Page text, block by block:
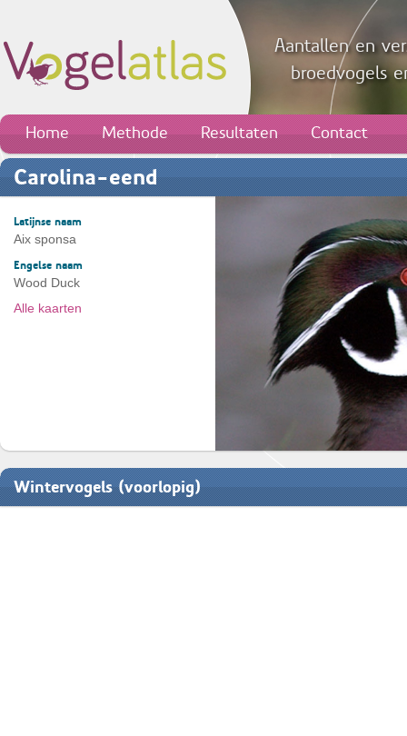
Aantallen en
broedvogels
Home Methode Resultaten Contact
Carolina-eend
Latijnse naam
Aix sponsa
Engelse naam
Wood Duck
Alle kaarten
Wintervogels (voorlopig)